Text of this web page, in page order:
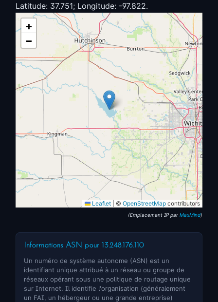
Latitude: 37.751; Longitude: -97.822.
+
−
Leaflet © OpenStreetMap contributors
(Emplacement IP par MaxMind)
Informations ASN pour 13.248.176.110
Un numéro de système autonome (ASN) est un
identifiant unique attribué à un réseau ou groupe de
réseaux opérant sous une politique de routage unique
sur Internet. Il identifie l'organisation (généralement
un FAI, un hébergeur ou une grande entreprise)